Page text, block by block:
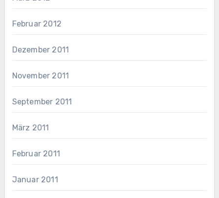
Februar 2012
Dezember 2011
November 2011
September 2011
März 2011
Februar 2011
Januar 2011